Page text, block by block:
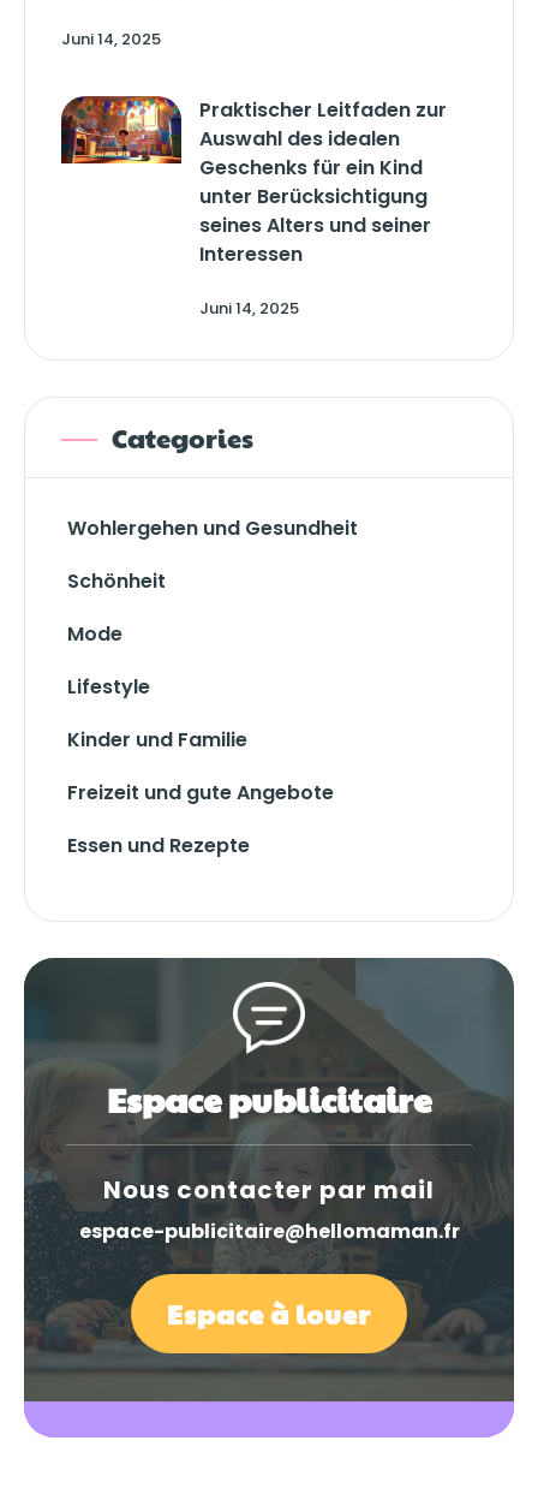
Juni 14, 2025
Praktischer Leitfaden zur
Auswahl des idealen
Geschenks für ein Kind
unter Berücksichtigung
seines Alters und seiner
Interessen
Juni 14, 2025
Categories
Wohlergehen und Gesundheit
Schönheit
Mode
Lifestyle
Kinder und Familie
Freizeit und gute Angebote
Essen und Rezepte
Espace publicitaire
Nous contacter par mail
espace-publicitaire@hellomaman.fr
Espace à louer